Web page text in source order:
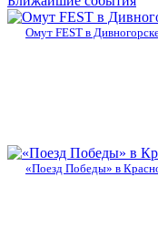
Омут FEST в
«Поезд Победы» в